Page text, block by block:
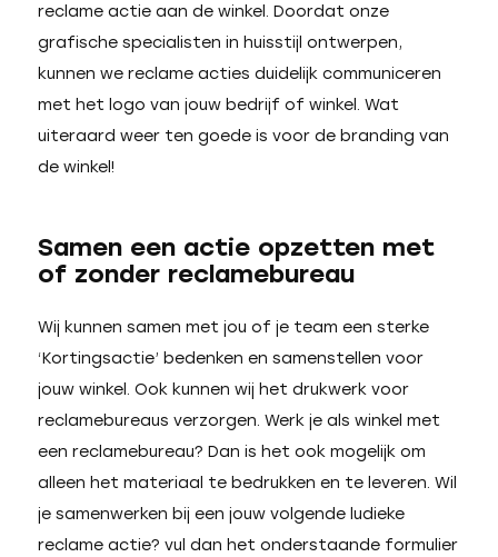
reclame actie aan de winkel. Doordat onze
grafische specialisten in huisstijl ontwerpen,
kunnen we reclame acties duidelijk communiceren
met het logo van jouw bedrijf of winkel. Wat
uiteraard weer ten goede is voor de branding van
de winkel!
Samen een actie opzetten met
of zonder reclamebureau
Wij kunnen samen met jou of je team een sterke
‘Kortingsactie’ bedenken en samenstellen voor
jouw winkel. Ook kunnen wij het drukwerk voor
reclamebureaus verzorgen. Werk je als winkel met
een reclamebureau? Dan is het ook mogelijk om
alleen het materiaal te bedrukken en te leveren. Wil
je samenwerken bij een jouw volgende ludieke
reclame actie? vul dan het onderstaande formulier